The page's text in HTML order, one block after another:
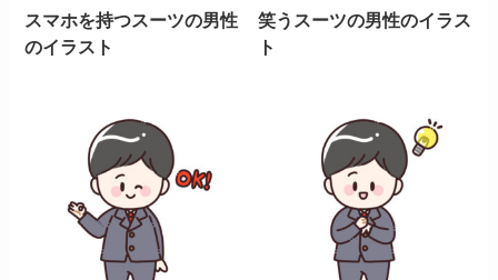
スマホを持つスーツの男性
のイラスト
笑うスーツの男性のイラス
ト